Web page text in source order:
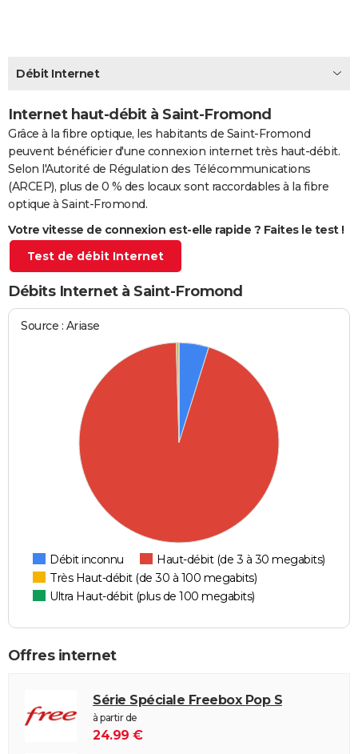
CARTE DE VOEUX
Carte de Noël
Carte Bonne année
Carte Saint-Valentin
Carte Pâques
Carte d'anniversaire
DICTIONNAIRE
PROGRAMME TV
COPAINS D'AVANT
S'inscrire
Se connecter
Lycées
Collèges
Primaires
Universités
Entreprises
Service militaire
Avis de recherche
Bricolage
Lifestyle
Culture
Sport
Auto
Television
Voyage
Cinema
Débit Internet
Internet haut-débit à Saint-Fromond
Grâce à la fibre optique, les habitants de Saint-Fromond
peuvent bénéficier d'une connexion internet très haut-débit.
Selon l'Autorité de Régulation des Télécommunications
(ARCEP), plus de 0 % des locaux sont raccordables à la fibre
optique à Saint-Fromond.
Votre vitesse de connexion est-elle rapide ? Faites le test !
Test de débit Internet
Débits Internet à Saint-Fromond
Source : Ariase
Débit inconnu
Haut-débit (de 3 à 30 megabits)
Très Haut-débit (de 30 à 100 megabits)
Ultra Haut-débit (plus de 100 megabits)
Offres internet
Série Spéciale Freebox Pop S
à partir de
24.99 €